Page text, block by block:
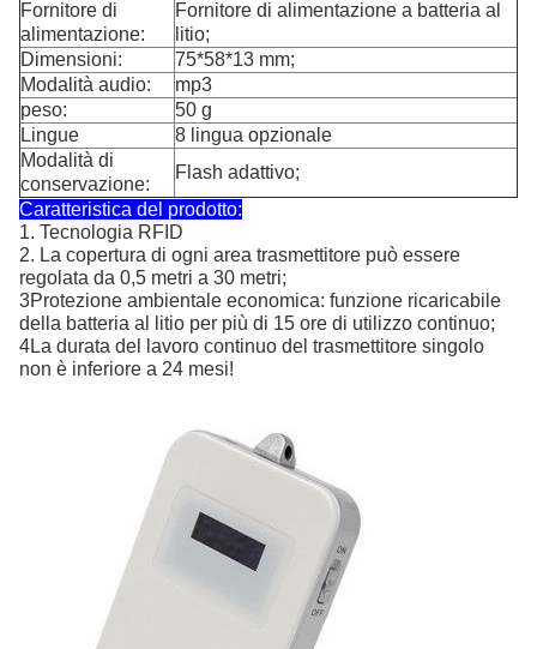
Fornitore di
alimentazione:
Fornitore di alimentazione a batteria al
litio;
Dimensioni:
75*58*13 mm;
Modalità audio:
mp3
peso:
50 g
Lingue
8 lingua opzionale
Modalità di
conservazione:
Flash adattivo;
Caratteristica del prodotto:
1. Tecnologia RFID
2. La copertura di ogni area trasmettitore può essere
regolata da 0,5 metri a 30 metri;
3Protezione ambientale economica: funzione ricaricabile
della batteria al litio per più di 15 ore di utilizzo continuo;
4La durata del lavoro continuo del trasmettitore singolo
non è inferiore a 24 mesi!